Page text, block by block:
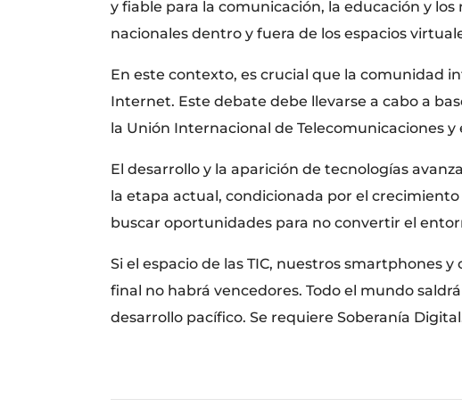
y fiable para la comunicación, la educación y
nacionales dentro y fuera de los espacios
En este contexto, es crucial que la comunidad
Internet. Este debate debe llevarse a cabo a
la Unión Internacional de Telecomunicaciones
El desarrollo y la aparición de tecnologías
la etapa actual, condicionada por el
buscar oportunidades para no convertir el
Si el espacio de las TIC, nuestros smartphones
final no habrá vencedores. Todo el mundo
desarrollo pacífico. Se requiere Soberanía